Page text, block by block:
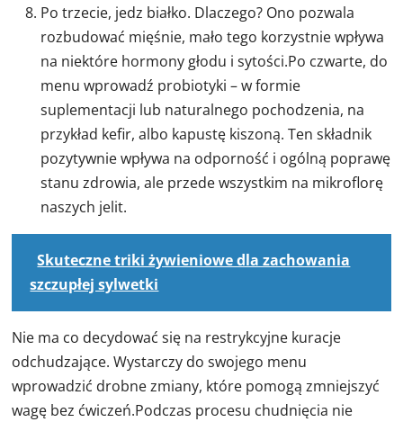
Po trzecie, jedz białko. Dlaczego? Ono pozwala
rozbudować mięśnie, mało tego korzystnie wpływa
na niektóre hormony głodu i sytości.Po czwarte, do
menu wprowadź probiotyki – w formie
suplementacji lub naturalnego pochodzenia, na
przykład kefir, albo kapustę kiszoną. Ten składnik
pozytywnie wpływa na odporność i ogólną poprawę
stanu zdrowia, ale przede wszystkim na mikroflorę
naszych jelit.
Skuteczne triki żywieniowe dla zachowania
szczupłej sylwetki
Nie ma co decydować się na restrykcyjne kuracje
odchudzające. Wystarczy do swojego menu
wprowadzić drobne zmiany, które pomogą zmniejszyć
wagę bez ćwiczeń.Podczas procesu chudnięcia nie